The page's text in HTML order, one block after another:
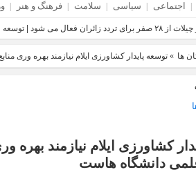
اجتماعی سیاسی سلامت فرهنگ و هنر
زیرساخت‌ ها و اقتصاد اربعین در دستور کار دولت است | رونمایی از مهر رسمی گذرنامه مرز زمینی چیلات
ها » توسعه پایدار کشاورزی ایلام نیازمند بهره‌
کشاورزی ایلام نیازمند بهره‌
دانشگاه‌ هاست